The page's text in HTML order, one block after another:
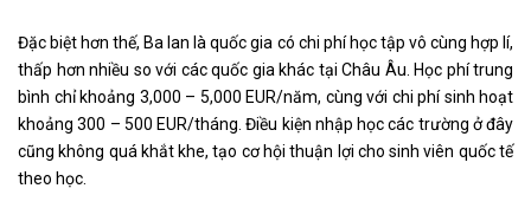
Đặc biệt hơn thế, Ba lan là quốc gia có chi phí học tập vô cùng hợp lí,
thấp hơn nhiều so với các quốc gia khác tại Châu Âu. Học phí trung
bình chỉ khoảng 3,000 – 5,000 EUR/năm, cùng với chi phí sinh hoạt
khoảng 300 – 500 EUR/tháng. Điều kiện nhập học các trường ở đây
cũng không quá khắt khe, tạo cơ hội thuận lợi cho sinh viên quốc tế
theo học.